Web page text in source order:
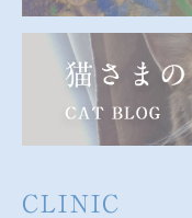
CLINIC